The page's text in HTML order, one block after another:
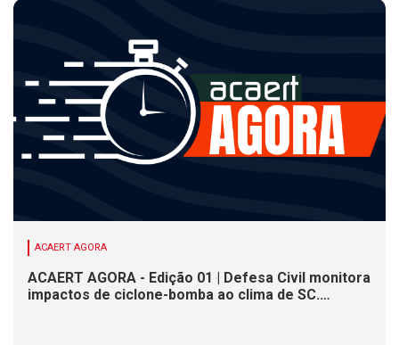
ACAERT AGORA
ACAERT AGORA - Edição 01 | Defesa Civil monitora
impactos de ciclone-bomba ao clima de SC.